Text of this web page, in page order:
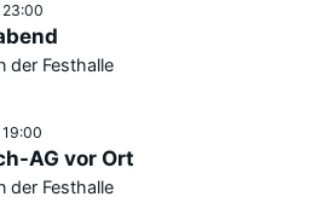
23:00
der Festhalle
19:00
AG vor Ort
der Festhalle